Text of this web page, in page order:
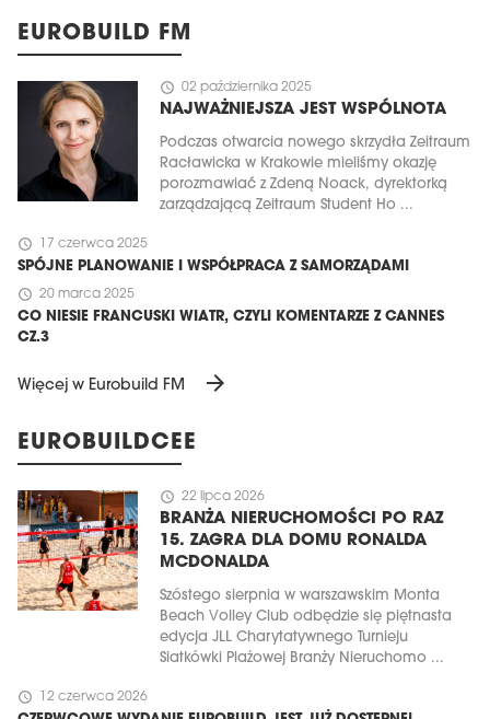
EUROBUILD FM
schedule 02 października 2025
NAJWAŻNIEJSZA JEST WSPÓLNOTA
Podczas otwarcia nowego skrzydła Zeitraum
Racławicka w Krakowie mieliśmy okazję
porozmawiać z Zdeną Noack, dyrektorką
zarządzającą Zeitraum Student Ho ...
schedule 17 czerwca 2025
SPÓJNE PLANOWANIE I WSPÓŁPRACA Z SAMORZĄDAMI
schedule 20 marca 2025
CO NIESIE FRANCUSKI WIATR, CZYLI KOMENTARZE Z CANNES
CZ.3
Więcej w Eurobuild FM arrow_forward
EUROBUILDCEE
schedule 22 lipca 2026
BRANŻA NIERUCHOMOŚCI PO RAZ
15. ZAGRA DLA DOMU RONALDA
MCDONALDA
Szóstego sierpnia w warszawskim Monta
Beach Volley Club odbędzie się piętnasta
edycja JLL Charytatywnego Turnieju
Siatkówki Plażowej Branży Nieruchomo ...
schedule 12 czerwca 2026